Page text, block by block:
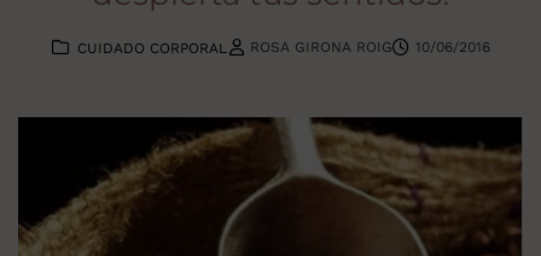
CUIDADO CORPORAL ROSA GIRONA ROIG 10/06/2016